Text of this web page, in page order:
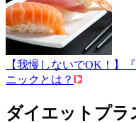
【我慢しないでOK！】
ニックとは？
ダイエットプラ